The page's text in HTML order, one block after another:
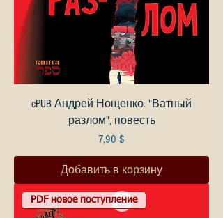
ePUB Андрей Нощенко. "Ватный
разлом", повесть
Цена
7,90 $
Добавить в корзину
PDF новое поступление